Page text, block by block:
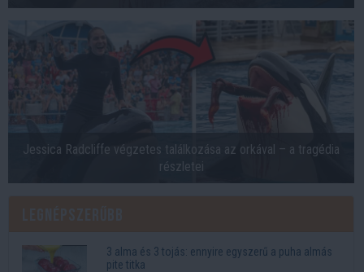
Jessica Radcliffe végzetes találkozása az orkával – a tragédia
részletei
3 alma és 3 tojás: ennyire egyszerű a puha almás
pite titka